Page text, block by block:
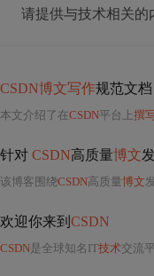
请提供与技术相关
CSDN博文写作规范文档
本文介绍了在CSDN平台上撰
针对 CSDN高质量博文
该博客围绕CSDN高质量博文
欢迎你来到 CSDN
CSDN是全球知名IT技术交流